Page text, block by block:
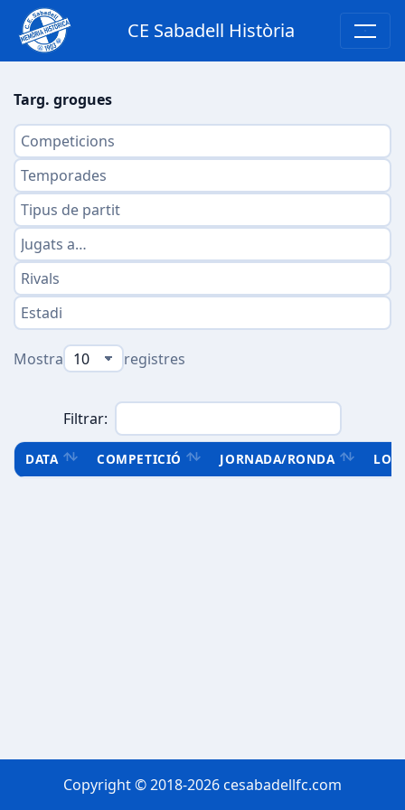
CE Sabadell Història
Targ. grogues
Mostra registres
Filtrar:
DATA COMPETICIÓ JORNADA/RONDA
Copyright © 2018-2026 cesabadellfc.com